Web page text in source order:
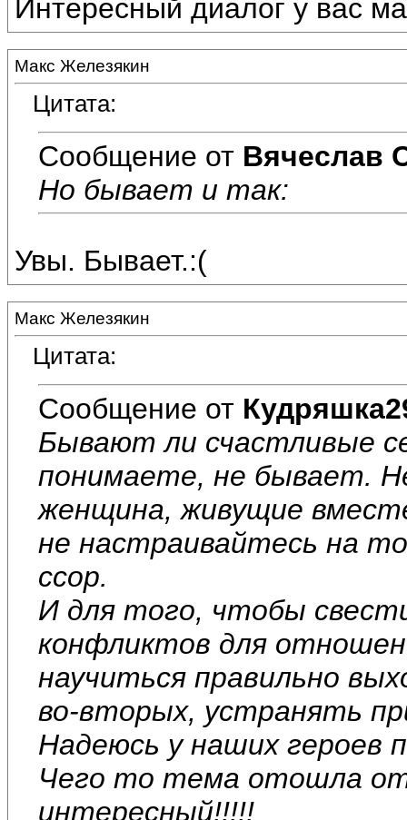
Интересный диалог у вас
Макс Железякин
Цитата:
Сообщение от Вячеслав
Но бывает и так:
Увы. Бывает.:(
Макс Железякин
Цитата:
Сообщение от
Бывают ли счастливые
понимаете, не бывает.
женщина, живущие
не настраивайтесь на
ссор.
И для того, чтобы
конфликтов для
научиться правильно
во-вторых, устранять
Надеюсь у наших героев
Чего то тема отошла от
интересный!!!!!